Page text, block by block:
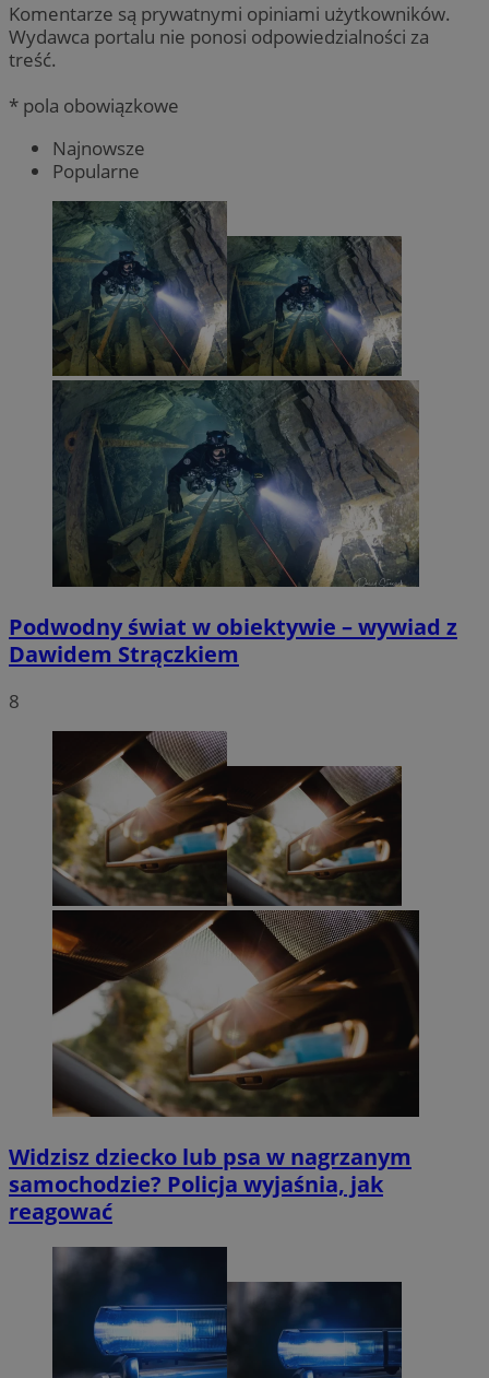
Komentarze są prywatnymi opiniami użytkowników.
Wydawca portalu nie ponosi odpowiedzialności za
treść.
* pola obowiązkowe
Najnowsze
Popularne
Podwodny świat w obiektywie – wywiad z
Dawidem Strączkiem
8
Widzisz dziecko lub psa w nagrzanym
samochodzie? Policja wyjaśnia, jak
reagować